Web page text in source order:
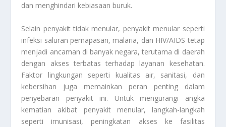
dan menghindari kebiasaan buruk.
Selain penyakit tidak menular, penyakit menular seperti
infeksi saluran pernapasan, malaria, dan HIV/AIDS tetap
menjadi ancaman di banyak negara, terutama di daerah
dengan akses terbatas terhadap layanan kesehatan.
Faktor lingkungan seperti kualitas air, sanitasi, dan
kebersihan juga memainkan peran penting dalam
penyebaran penyakit ini. Untuk mengurangi angka
kematian akibat penyakit menular, langkah-langkah
seperti imunisasi, peningkatan akses ke fasilitas